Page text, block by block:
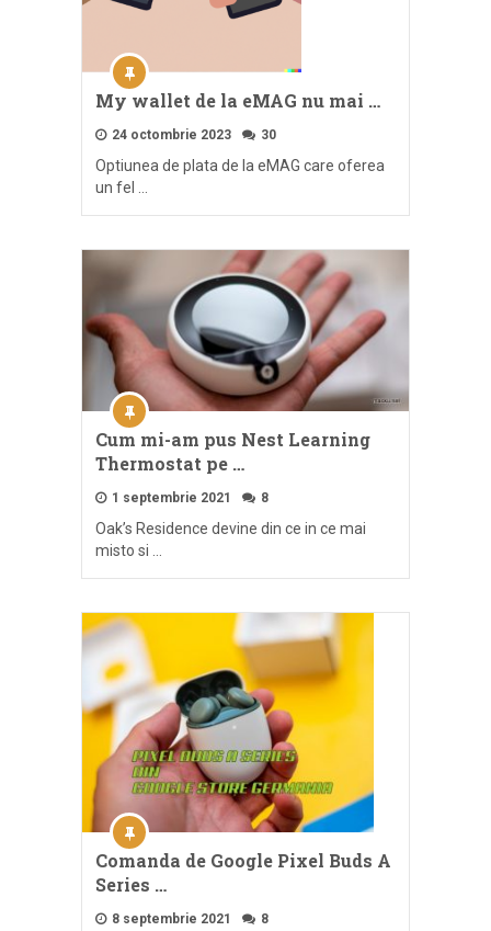
My wallet de la eMAG nu mai …
24 octombrie 2023 30
Optiunea de plata de la eMAG care oferea
un fel …
Cum mi-am pus Nest Learning
Thermostat pe …
1 septembrie 2021 8
Oak’s Residence devine din ce in ce mai
misto si …
Comanda de Google Pixel Buds A
Series …
8 septembrie 2021 8